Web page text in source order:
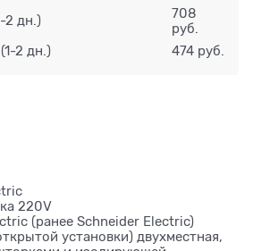
2 дн.)
708
руб.
(1-2 дн.) 474 руб.
220V
(ранее Schneider Electric)
установки) двухместная,